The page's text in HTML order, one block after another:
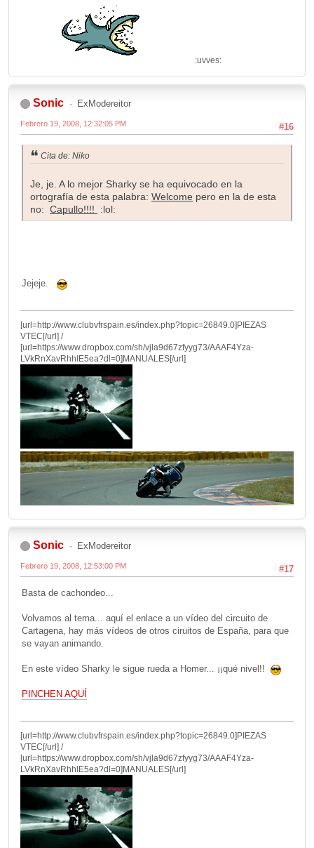
:uvves:
Sonic ExModereitor
#16
Febrero 19, 2008, 12:32:05 PM
Cita de: Niko
Je, je. A lo mejor Sharky se ha equivocado en la
ortografía de esta palabra: Welcome pero en la de esta
no: Capullo!!!! :lol:
Jejeje.
[url=http://www.clubvfrspain.es/index.php?topic=26849.0]PIEZAS
VTEC[/url] /
[url=https://www.dropbox.com/sh/vjla9d67zfyyg73/AAAF4Yza-
LVkRnXavRhhlE5ea?dl=0]MANUALES[/url]
Sonic ExModereitor
#17
Febrero 19, 2008, 12:53:00 PM
Basta de cachondeo...
Volvamos al tema... aquí el enlace a un vídeo del circuito de
Cartagena, hay más vídeos de otros ciruitos de España, para que
se vayan animando.
En este vídeo Sharky le sigue rueda a Homer... ¡¡qué nivel!!
PINCHEN AQUÍ
[url=http://www.clubvfrspain.es/index.php?topic=26849.0]PIEZAS
VTEC[/url] /
[url=https://www.dropbox.com/sh/vjla9d67zfyyg73/AAAF4Yza-
LVkRnXavRhhlE5ea?dl=0]MANUALES[/url]